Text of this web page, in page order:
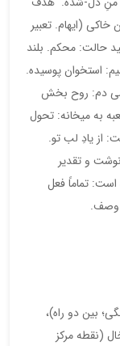
(ایهام. تعبیر
حالت: محکم. بلند
استخوان پوسیده.
دم: روح بخش
به میخانه: تحول
از یادِ لب تو.
و تقدیر
تماماً فعل
وصف.
بین دو راه)،
(نقطه مرکز